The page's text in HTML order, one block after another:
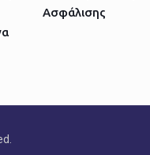
Ασφάλισης